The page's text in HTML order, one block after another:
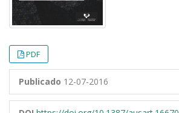
PDF
Publicado 12-07-2016